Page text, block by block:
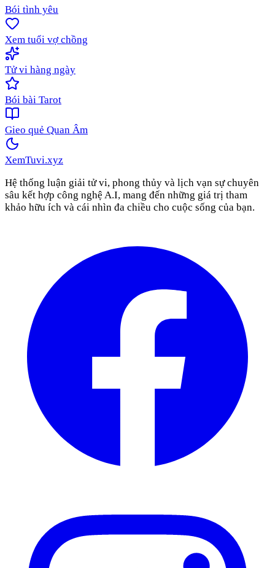
Bói tình yêu
Xem tuổi vợ chồng
Tử vi hàng ngày
Bói bài Tarot
Gieo quẻ Quan Âm
XemTuvi.xyz
Hệ thống luận giải tử vi, phong thủy và lịch vạn sự chuyên
sâu kết hợp công nghệ A.I, mang đến những giá trị tham
khảo hữu ích và cái nhìn đa chiều cho cuộc sống của bạn.